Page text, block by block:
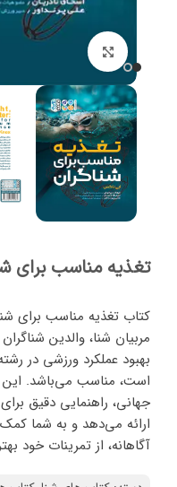
برای بزرگنمایی
تغذیه مناسب برای
کتاب تغذیه مناسب برای
مربیان شنا، والدین
بهبود عملکرد ورزشی در
است، مناسب می‌باشد. این
جهانی، راهنمایی‌ دقیق
ارائه می‌دهد و به شما
آگاهانه، از تمرینات خود